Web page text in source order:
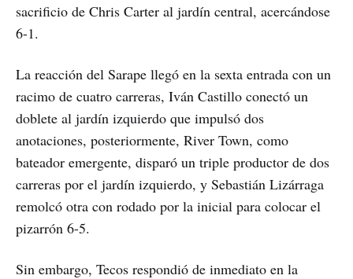
sacrificio de Chris Carter al jardín central, acercándose
6-1.
La reacción del Sarape llegó en la sexta entrada con un
racimo de cuatro carreras, Iván Castillo conectó un
doblete al jardín izquierdo que impulsó dos
anotaciones, posteriormente, River Town, como
bateador emergente, disparó un triple productor de dos
carreras por el jardín izquierdo, y Sebastián Lizárraga
remolcó otra con rodado por la inicial para colocar el
pizarrón 6-5.
Sin embargo, Tecos respondió de inmediato en la